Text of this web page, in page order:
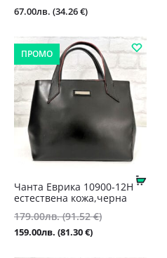
67.00лв. (34.26 €)
ПРОМО
Купи
Чанта Еврика 10900-12Н
естествена кожа,черна
179.00лв. (91.52 €)Original
159.00лв. (81.30 €)Текущата